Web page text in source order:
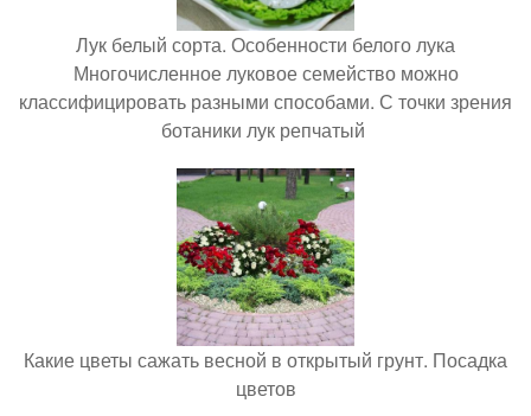
Лук белый сорта. Особенности белого лука
Многочисленное луковое семейство можно
классифицировать разными способами. С точки зрения
ботаники лук репчатый
Какие цветы сажать весной в открытый грунт. Посадка
цветов